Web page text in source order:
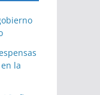
la